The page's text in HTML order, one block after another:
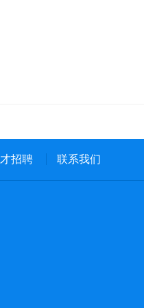
招聘 联系我们